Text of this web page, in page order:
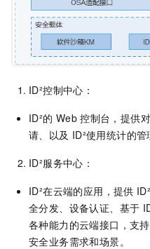
ID²控制中心：
ID²的 Web 控制台，提供对
请、以及 ID²使用统计的管
ID²服务中心：
ID²在云端的应用，提供
全分发、设备认证、基于
各种能力的云端接口，支
安全业务需求和场景。